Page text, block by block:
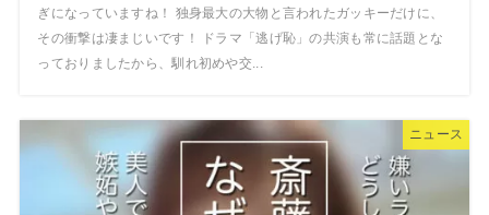
ぎになっていますね！ 独身最大の大物と言われたガッキーだけに、
その衝撃は凄まじいです！ ドラマ「逃げ恥」の共演も常に話題とな
っておりましたから、馴れ初めや交...
ニュース